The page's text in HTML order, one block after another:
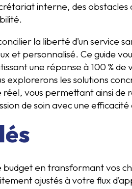
interne, des
la liberté d’un service
et personnalisé. Ce guide
une réponse à 100 %
explorerons les solutions
réel, vous permettant ainsi
de soin avec une efficacité
en transformant vos
ajustés à votre flux